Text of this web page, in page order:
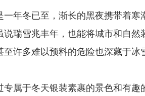
一年冬已至，渐长的黑夜携带着
说瑞雪兆丰年，也能将城市和自
至许多难以预料的危险也深藏于冰
专属于冬天银装素裹的景色和有